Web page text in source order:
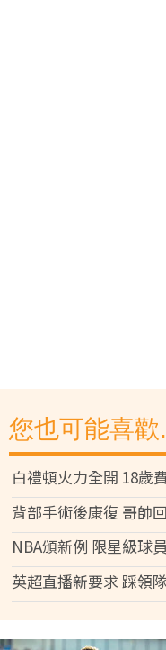
您也可能喜歡
白禮頓火力全開 18歲
背部手術後康復 哥帥
NBA頒新例 限星級球
英超直播新要求 踩領